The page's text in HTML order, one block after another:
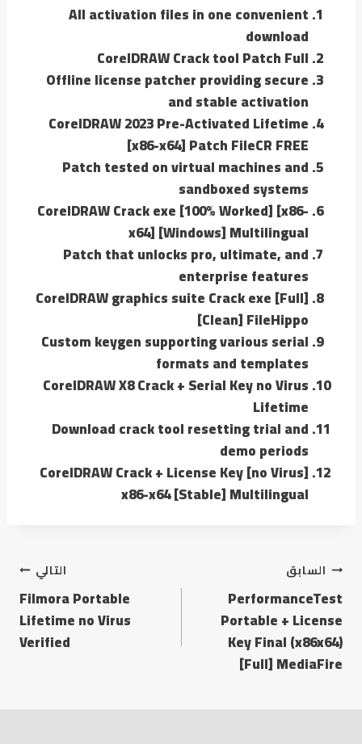
All activation files in one convenient
download
CorelDRAW Crack tool Patch Full
Offline license patcher providing secure
and stable activation
CorelDRAW 2023 Pre-Activated Lifetime
[x86-x64] Patch FileCR FREE
Patch tested on virtual machines and
sandboxed systems
CorelDRAW Crack exe [100% Worked] [x86-
x64] [Windows] Multilingual
Patch that unlocks pro, ultimate, and
enterprise features
CorelDRAW graphics suite Crack exe [Full]
[Clean] FileHippo
Custom keygen supporting various serial
formats and templates
CorelDRAW X8 Crack + Serial Key no Virus
Lifetime
Download crack tool resetting trial and
demo periods
CorelDRAW Crack + License Key [no Virus]
x86-x64 [Stable] Multilingual
السابق
PerformanceTest
Portable + License
Key Final (x86x64)
[Full] MediaFire
التالي
Filmora Portable
Lifetime no Virus
Verified